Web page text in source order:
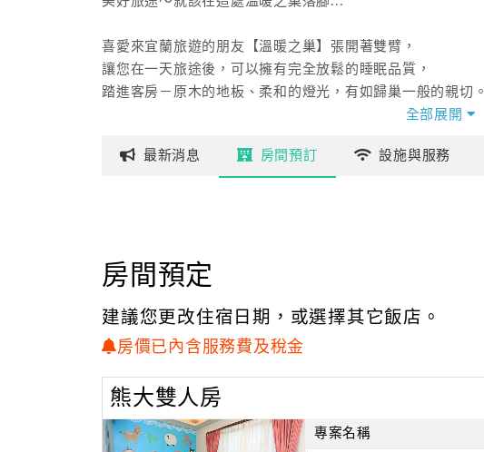
喜愛來宜蘭旅遊的朋友【溫暖之巢】張開著雙臂，
讓您在一天旅途後，可以擁有完全放鬆的睡眠品質，
踏進客房－原木的地板、柔和的燈光，有如歸巢一般的親切。
也可以坐在寬廣的庭院，享受涼爽夜風，數著天上的星星，
渡過美麗的夜晚，早晨享用過精緻美味的早餐後～
漫步在寧靜的鄉村小路，呼吸綠草芳香的純淨空氣，
全部展開
最新消息 房間預訂 設施與服務
房間預定
建議您更改住宿日期，或選擇其它飯店。
房價已內含服務費及稅金
熊大雙人房
專案名稱